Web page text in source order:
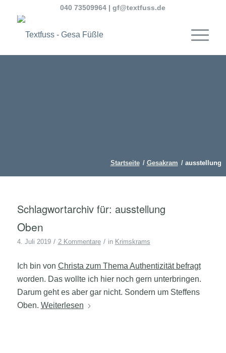
040 73509964 |gf@textfuss.de
Startseite / Gesakram / ausstellung
Schlagwortarchiv für: ausstellung
Oben
4. Juli 2019 / 2 Kommentare / in Krimskrams
Ich bin von Christa zum Thema Authentizität befragt
worden. Das wollte ich hier noch gern unterbringen.
Darum geht es aber gar nicht. Sondern um Steffens
Oben. Weiterlesen